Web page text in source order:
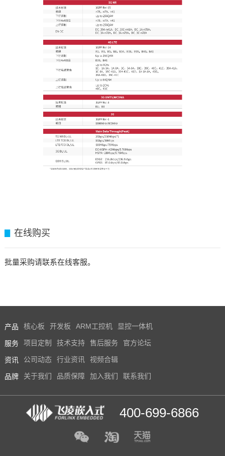
在线购买
批量采购请联系在线客服。
产品 核心板 开发板 ARM工控机 显控一体机
服务 项目定制 技术支持 售后服务 官方论坛
资讯 公司动态 行业资讯 视频合辑
品牌 关于我们 品质保障 加入我们 联系我们
400-699-6866